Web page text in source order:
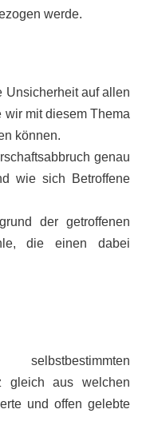
werde.
Unsicherheit auf allen
mit diesem Thema
können.
genau
wie sich Betroffene
der getroffenen
die einen dabei
gleich aus welchen
und offen gelebte